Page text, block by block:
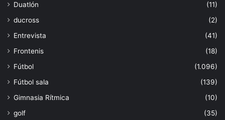
Duatlón
(11)
ducross
(2)
Entrevista
(41)
Frontenis
(18)
Fútbol
(1.096)
Fútbol sala
(139)
Gimnasia Rítmica
(10)
golf
(35)